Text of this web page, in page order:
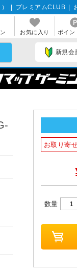
プレミアムCLUB
お気に入り ポイン
新規会
お取り寄
数量